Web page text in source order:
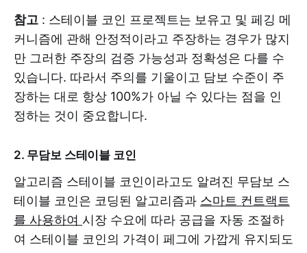
참고 : 스테이블 코인 프로젝트는 보유고 및 페깅 메
커니즘에 관해 안정적이라고 주장하는 경우가 많지
만 그러한 주장의 검증 가능성과 정확성은 다를 수
있습니다. 따라서 주의를 기울이고 담보 수준이 주
장하는 대로 항상 100%가 아닐 수 있다는 점을 인
정하는 것이 중요합니다.
2. 무담보 스테이블 코인
알고리즘 스테이블 코인이라고도 알려진 무담보 스
테이블 코인은 코딩된 알고리즘과 스마트 컨트랙트
를 사용하여 시장 수요에 따라 공급을 자동 조절하
여 스테이블 코인의 가격이 페그에 가깝게 유지되도